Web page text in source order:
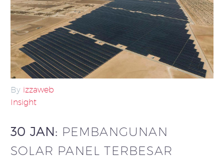
By izzaweb
Insight
30 JAN: PEMBANGUNAN
SOLAR PANEL TERBESAR